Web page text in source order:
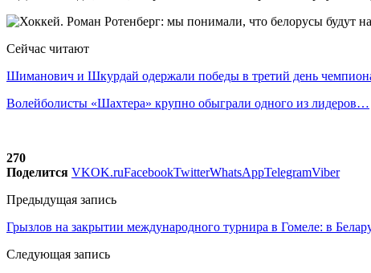
Сейчас читают
Шиманович и Шкурдай одержали победы в третий день
Волейболисты «Шахтера» крупно обыграли одного из лидеров…
270
Поделится VKOK.ruFacebookTwitterWhatsAppTelegramViber
Предыдущая запись
Грызлов на закрытии международного турнира в Гомеле: в
Следующая запись